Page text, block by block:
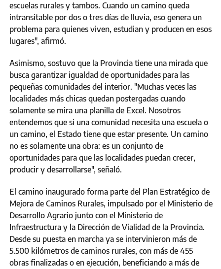
escuelas rurales y tambos. Cuando un camino queda
intransitable por dos o tres días de lluvia, eso genera un
problema para quienes viven, estudian y producen en esos
lugares", afirmó.
Asimismo, sostuvo que la Provincia tiene una mirada que
busca garantizar igualdad de oportunidades para las
pequeñas comunidades del interior. "Muchas veces las
localidades más chicas quedan postergadas cuando
solamente se mira una planilla de Excel. Nosotros
entendemos que si una comunidad necesita una escuela o
un camino, el Estado tiene que estar presente. Un camino
no es solamente una obra: es un conjunto de
oportunidades para que las localidades puedan crecer,
producir y desarrollarse", señaló.
El camino inaugurado forma parte del Plan Estratégico de
Mejora de Caminos Rurales, impulsado por el Ministerio de
Desarrollo Agrario junto con el Ministerio de
Infraestructura y la Dirección de Vialidad de la Provincia.
Desde su puesta en marcha ya se intervinieron más de
5.500 kilómetros de caminos rurales, con más de 455
obras finalizadas o en ejecución, beneficiando a más de